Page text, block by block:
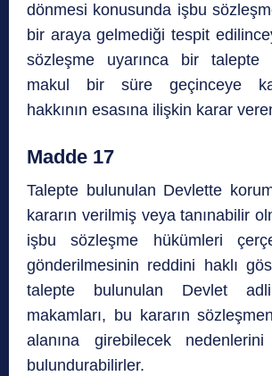
dönmesi konusunda işbu
bir araya gelmediği tespit
sözleşme uyarınca bir talepte
makul bir süre geçinceye
hakkının esasına ilişkin karar
Madde 17
Talepte bulunulan Devlette
kararın verilmiş veya tanınabilir
işbu sözleşme hükümleri
gönderilmesinin reddini haklı
talepte bulunulan Devlet
makamları, bu kararın
alanına girebilecek
bulundurabilirler.